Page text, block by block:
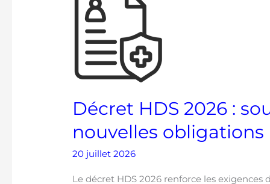
Décret HDS 2026 :
nouvelles
20 juillet 2026
Le décret HDS 2026 renforce les
HDS
2026
souveraineté,
transparence
nouvelles
pour
les